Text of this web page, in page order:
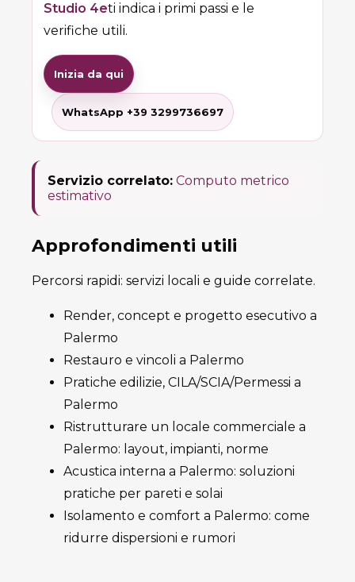
Studio 4eti indica i primi passi e le
verifiche utili.
Inizia da qui
WhatsApp +39 3299736697
Servizio correlato: Computo metrico
estimativo
Approfondimenti utili
Percorsi rapidi: servizi locali e guide correlate.
Render, concept e progetto esecutivo a
Palermo
Restauro e vincoli a Palermo
Pratiche edilizie, CILA/SCIA/Permessi a
Palermo
Ristrutturare un locale commerciale a
Palermo: layout, impianti, norme
Acustica interna a Palermo: soluzioni
pratiche per pareti e solai
Isolamento e comfort a Palermo: come
ridurre dispersioni e rumori